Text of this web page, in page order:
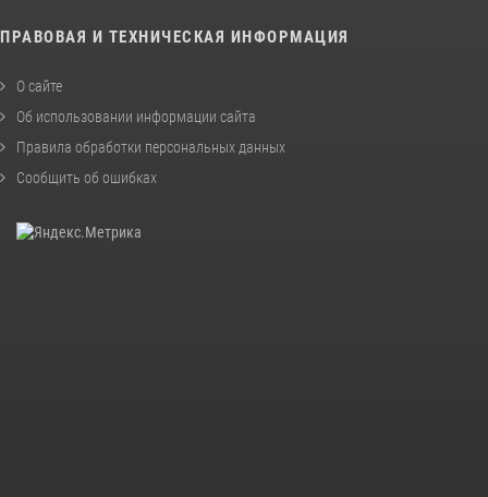
ПРАВОВАЯ И ТЕХНИЧЕСКАЯ ИНФОРМАЦИЯ
О сайте
Об использовании информации сайта
Правила обработки персональных данных
Сообщить об ошибках